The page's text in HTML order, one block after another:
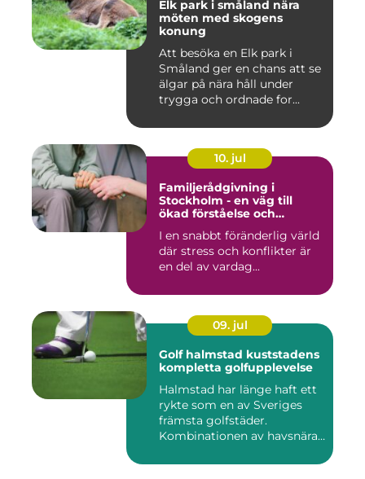
Elk park i småland nära
möten med skogens
konung
Att besöka en Elk park i
Småland ger en chans att se
älgar på nära håll under
trygga och ordnade for...
10. jul
Familjerådgivning i
Stockholm - en väg till
ökad förståelse och
I en snabbt föränderlig värld
där stress och konflikter är
en del av vardag...
09. jul
Golf halmstad kuststadens
kompletta golfupplevelse
Halmstad har länge haft ett
rykte som en av Sveriges
främsta golfstäder.
Kombinationen av havsnära